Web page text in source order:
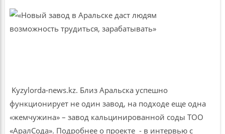
Kyzylorda-news.kz. Близ Аральска успешно
функционирует не один завод, на подходе еще одна
«жемчужина» – завод кальцинированной соды ТОО
«АралСода». Подробнее о проекте - в интервью с